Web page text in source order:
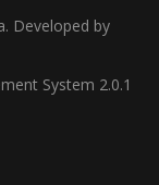
Developed by
System 2.0.1